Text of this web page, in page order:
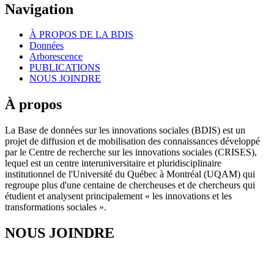
Navigation
À PROPOS DE LA BDIS
Données
Arborescence
PUBLICATIONS
NOUS JOINDRE
À propos
La Base de données sur les innovations sociales (BDIS) est un
projet de diffusion et de mobilisation des connaissances développé
par le Centre de recherche sur les innovations sociales (CRISES),
lequel est un centre interuniversitaire et pluridisciplinaire
institutionnel de l'Université du Québec à Montréal (UQAM) qui
regroupe plus d'une centaine de chercheuses et de chercheurs qui
étudient et analysent principalement « les innovations et les
transformations sociales ».
NOUS JOINDRE